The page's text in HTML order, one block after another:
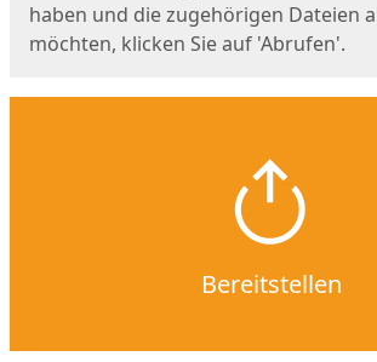
haben und die zugehörigen Dateien
möchten, klicken Sie auf 'Abrufen'.
Bereitstellen